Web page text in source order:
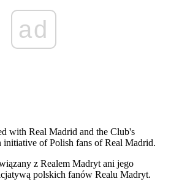
ad
with Real Madrid and the Club's
initiative of Polish fans of Real Madrid.
z Realem Madryt ani jego
polskich fanów Realu Madryt.